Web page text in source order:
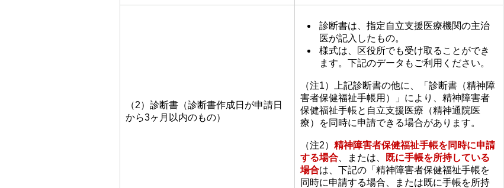
（2）診断書（診断書作成日が申請日
から3ヶ月以内のもの）
診断書は、指定自立支援医療機関の主治
医が記入したもの。
様式は、区役所でも受け取ることができ
ます。下記のデータもご利用ください。
（注1）上記診断書の他に、「診断書（精神障
害者保健福祉手帳用）」により、精神障害者
保健福祉手帳と自立支援医療（精神通院医
療）を同時に申請できる場合があります。
（注2） 精神障害者保健福祉手帳を同時に申請
する場合 、または、
既に手帳を所持している
場合は、下記の「精神障害者保健福祉手帳を
同時に申請する場合、または既に手帳を所持